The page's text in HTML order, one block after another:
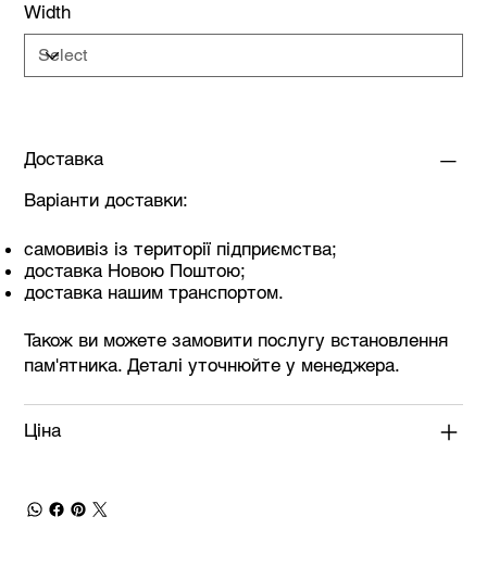
Width
Доставка
Варіанти доставки:
самовивіз із території підприємства;
доставка Новою Поштою;
доставка нашим транспортом.
Також ви можете замовити послугу встановлення
пам'ятника. Деталі уточнюйте у менеджера.
Ціна